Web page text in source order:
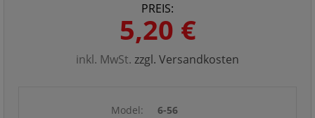
PREIS:
5,20 €
inkl. MwSt. zzgl. Versandkosten
Model:
6-56